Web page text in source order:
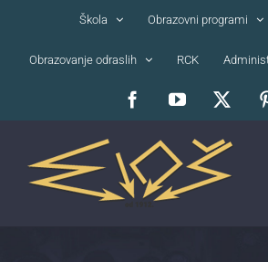
content
Škola Obrazovni programi
Obrazovanje odraslih RCK
FacebookYouTube